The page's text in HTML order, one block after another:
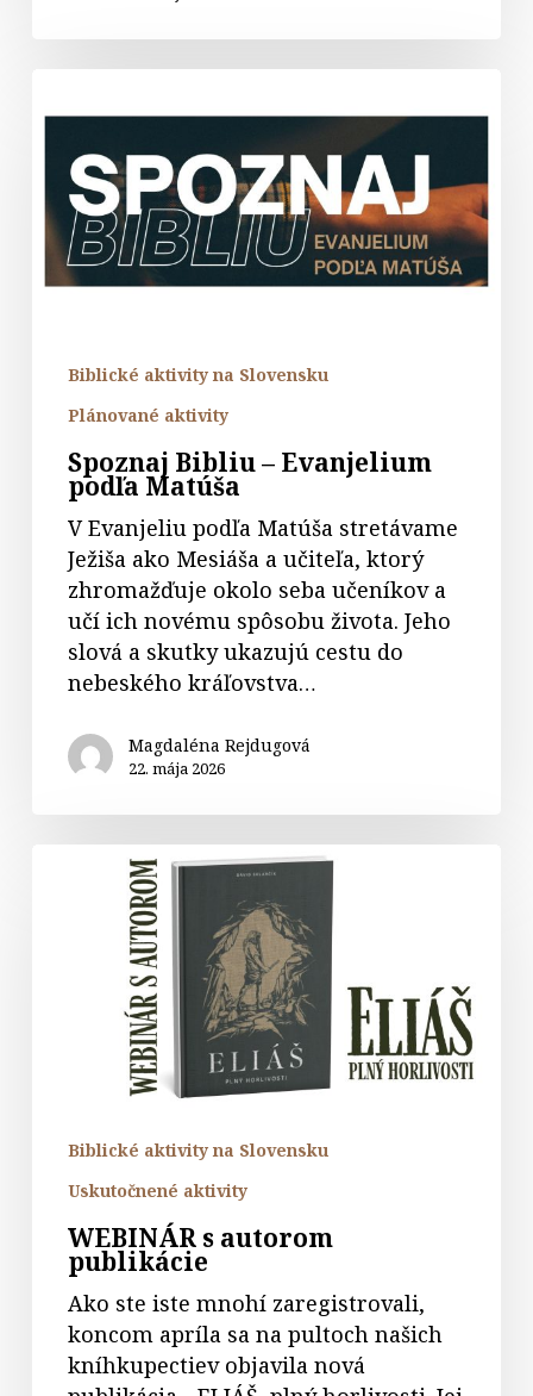
Bibliu
Evanjelium
podľa
Matúša
Biblické aktivity na Slovensku
Plánované aktivity
Spoznaj Bibliu – Evanjelium
podľa Matúša
V Evanjeliu podľa Matúša stretávame
Ježiša ako Mesiáša a učiteľa, ktorý
zhromažďuje okolo seba učeníkov a
učí ich novému spôsobu života. Jeho
slová a skutky ukazujú cestu do
nebeského kráľovstva…
Magdaléna Rejdugová
22. mája 2026
WEBINÁR
publikácie
Biblické aktivity na Slovensku
Uskutočnené aktivity
WEBINÁR s autorom
publikácie
Ako ste iste mnohí zaregistrovali,
koncom apríla sa na pultoch našich
kníhkupectiev objavila nová